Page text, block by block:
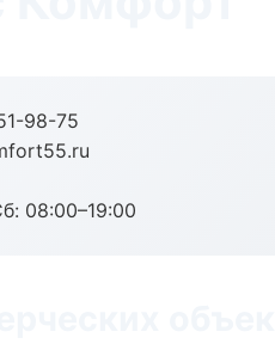
98-75
08:00–19:00